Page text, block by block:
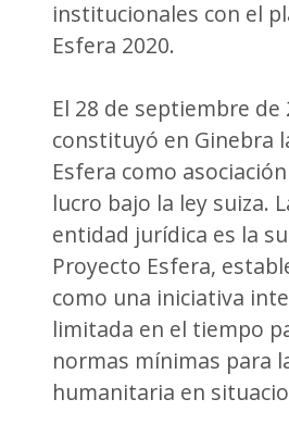
institucionales con el
Esfera 2020.
El 28 de septiembre de
constituyó en Ginebra
Esfera como
lucro bajo la ley suiza.
entidad jurídica es la
Proyecto Esfera,
como una iniciativa
limitada en el tiempo
normas mínimas para
humanitaria en